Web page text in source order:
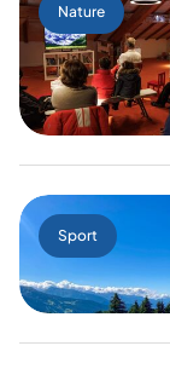
Nature
Sport